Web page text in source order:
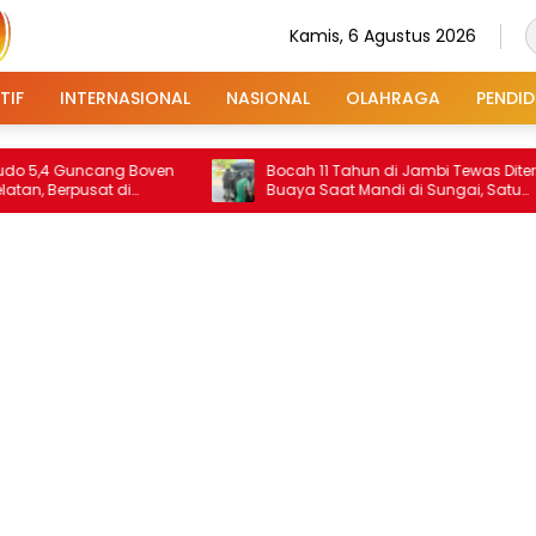
Kamis, 6 Agustus 2026
INTERNASIONAL NASIONAL OLAHRAGA
Boven
di
Bocah 11 Tahun di Jambi Tewas Diterkam
Buaya Saat Mandi di Sungai, Satu
Korban Selamat